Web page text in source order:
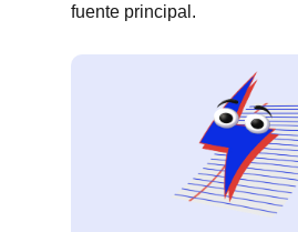
fuente principal.